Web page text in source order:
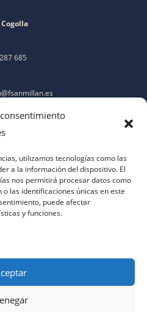
utilizamos tecnologías como las
a la información del dispositivo. El
nos permitirá procesar datos como
las identificaciones únicas en este
puede afectar
y funciones.
685
|política de cookies